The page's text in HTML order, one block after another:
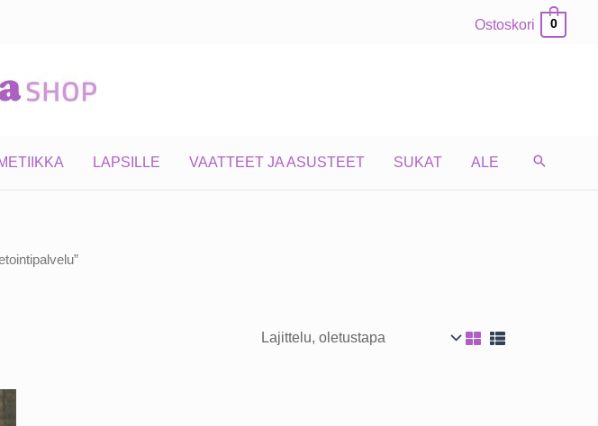
Ostoskori 0
LAPSILLE VAATTEET JA ASUSTEET SUKAT ALE